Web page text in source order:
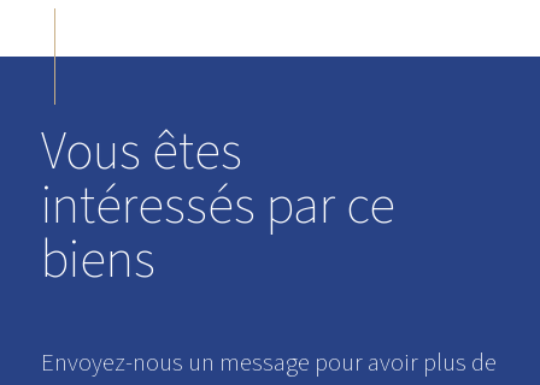
Vous êtes
intéressés par ce
biens
Envoyez-nous un message pour avoir plus de